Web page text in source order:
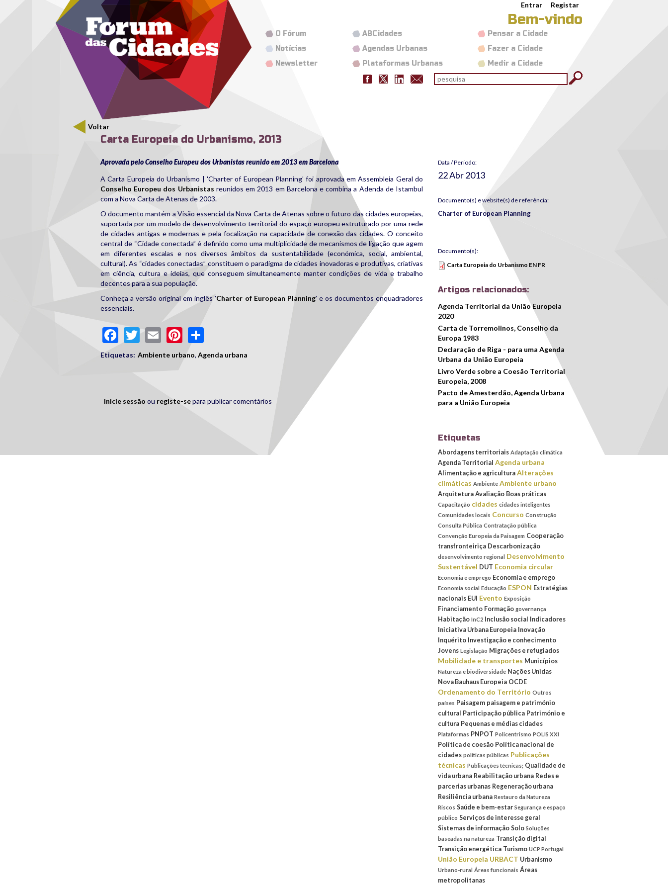
Passar para o conteúdo principalMenu secundário Entrar Registar
Bem-vindo
Pensar a Cidade
Fazer a Cidade
Medir a Cidade
ABCidades
Agendas Urbanas
Plataformas Urbanas
O Fórum
Notícias
Newsletter
Formulário de pesquisa
pesquisar
Voltar
Carta Europeia do Urbanismo, 2013
Aprovada pelo Conselho Europeu dos Urbanistas reunido em 2013 em Barcelona
A Carta Europeia do Urbanismo | 'Charter of European Planning' foi aprovada em Assembleia Geral do
Conselho Europeu dos Urbanistas reunidos em 2013 em Barcelona e combina a Adenda de Istambul
com a Nova Carta de Atenas de 2003.
O documento mantém a Visão essencial da Nova Carta de Atenas sobre o futuro das cidades europeias,
suportada por um modelo de desenvolvimento territorial do espaço europeu estruturado por uma rede
de cidades antigas e modernas e pela focalização na capacidade de conexão das cidades. O conceito
central de “Cidade conectada” é definido como uma multiplicidade de mecanismos de ligação que agem
em diferentes escalas e nos diversos âmbitos da sustentabilidade (económica, social, ambiental,
cultural). As “cidades conectadas” constituem o paradigma de cidades inovadoras e produtivas, criativas
em ciência, cultura e ideias, que conseguem simultaneamente manter condições de vida e trabalho
decentes para a sua população.
Conheça a versão original em inglês 'Charter of European Planning' e os documentos enquadradores
essenciais.
Facebook
Twitter
EmailPinterest
Etiquetas: Ambiente urbano, Agenda urbana
Inicie sessão ou registe-separa publicar comentários
Data / Período:
22 Abr 2013
Documento(s) e website(s) de referência:
Charter of European Planning
Documento(s):
Carta Europeia do Urbanismo EN FR
Artigos relacionados:
Agenda Territorial da União Europeia
2020
Carta de Torremolinos, Conselho da
Europa 1983
Declaração de Riga - para uma Agenda
Urbana da União Europeia
Livro Verde sobre a Coesão Territorial
Europeia, 2008
Pacto de Amesterdão, Agenda Urbana
para a União Europeia
Etiquetas
Abordagens territoriais Adaptação climática
Agenda Territorial Agenda urbana
Alimentação e agricultura Alterações
climáticas Ambiente Ambiente urbano
Arquitetura Avaliação Boas práticas
Capacitação cidades cidades inteligentes
Comunidades locais Concurso Construção
Consulta Pública Contratação pública
Convenção Europeia da Paisagem Cooperação
transfronteiriça Descarbonização
desenvolvimento regional Desenvolvimento
Sustentável DUT Economia circular
Economia e emprego Economia e emprego
Economia social Educação ESPON Estratégias
nacionais EUI Evento Exposição
Financiamento Formação governança
Habitação InC2 Inclusão social Indicadores
Iniciativa Urbana Europeia Inovação
Inquérito Investigação e conhecimento
Jovens Legislação Migrações e refugiados
Mobilidade e transportes Municípios
Natureza e biodiversidade Nações Unidas
Nova Bauhaus Europeia OCDE
Ordenamento do Território Outros
países Paisagem paisagem e património
cultural Participação pública Património e
cultura Pequenas e médias cidades
Plataformas PNPOT Policentrismo POLIS XXI
Política de coesão Política nacional de
cidades políticas públicas Publicações
técnicas Publicações técnicas; Qualidade de
vida urbana Reabilitação urbana Redes e
parcerias urbanas Regeneração urbana
Resiliência urbana Restauro da Natureza
Riscos Saúde e bem-estar Segurança e espaço
público Serviços de interesse geral
Sistemas de informação Solo Soluções
baseadas na natureza Transição digital
Transição energética Turismo UCP Portugal
União Europeia URBACT Urbanismo
Urbano-rural Áreas funcionais Áreas
metropolitanas